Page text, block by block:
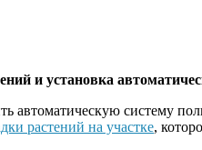
и установка
автоматическую систему
растений на участке,